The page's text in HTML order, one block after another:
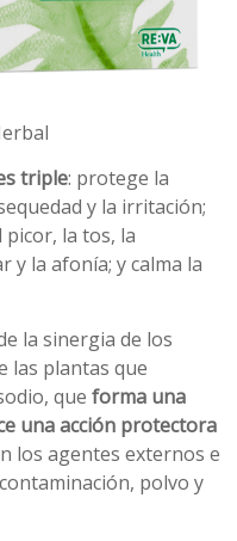
triple: protege la
y la irritación;
la tos, la
y la afonía; y calma la
la sinergia de los
las plantas que
que forma una
una acción protectora
los agentes externos e
polvo y